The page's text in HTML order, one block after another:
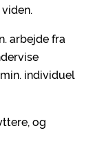
arbejde fra
individuel
og